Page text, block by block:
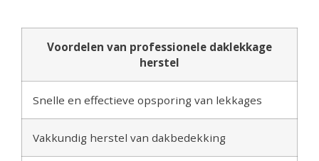
Voordelen van professionele daklekkage
herstel
Snelle en effectieve opsporing van lekkages
Vakkundig herstel van dakbedekking